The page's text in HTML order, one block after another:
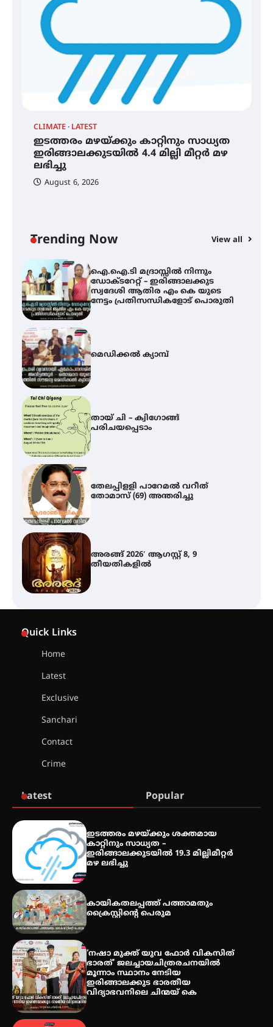
CLIMATE LATEST
ഇടത്തരം മഴയ്ക്കും കാറ്റിനും സാധ്യത
ഇരിങ്ങാലക്കുടയിൽ 4.4 മില്ലി മീറ്റർ മഴ
ലഭിച്ചു
August 6, 2026
Trending Now View all
തേലപ്പിളളി പാറേമൽ വറീത്
തോമാസ് (69) അന്തരിച്ചു
അരങ്ങ് 2026′ ആഗസ്റ്റ് 8, 9
തീയതികളിൽ
ഐ.ഐ.ടി മദ്രാസ്സിൽ നിന്നും
ഡോക്ടറേറ്റ് – ഇരിങ്ങാലക്കുട
സ്വദേശി ആതിര എം കെ യുടെ
നേട്ടം പ്രതിസന്ധികളോട് പൊരുതി
മെഡിക്കൽ ക്യാമ്പ്
തായ് ചി – ക്വിഗോങ്ങ്
പരിചയപ്പെടാം
തേലപ്പിളളി പാറേമൽ വറീത്
തോമാസ് (69) അന്തരിച്ചു
അരങ്ങ് 2026′ ആഗസ്റ്റ് 8, 9
തീയതികളിൽ
തായ് ചി – ക്വിഗോങ്ങ്
പരിചയപ്പെടാം
തേലപ്പിളളി പാറേമൽ വറീത്
തോമാസ് (69) അന്തരിച്ചു
അരങ്ങ് 2026′ ആഗസ്റ്റ് 8, 9
തീയതികളിൽ
Quick Links
Home
Latest
Exclusive
Sanchari
Contact
Crime
Latest Popular
ഇടത്തരം മഴയ്ക്കും ശക്തമായ
കാറ്റിനും സാധ്യത –
ഇരിങ്ങാലക്കുടയിൽ 19.3 മില്ലിമീറ്റർ
മഴ ലഭിച്ചു
കായികതലപ്പത്ത് പത്താമതും
ക്രൈസ്റ്റിന്റെ പെരുമ
‘നഷാ മുക്ത് യുവ ഫോർ വികസിത്
ഭാരത്’ ജലച്ചായചിത്രരചനയിൽ
മൂന്നാം സ്ഥാനം നേടിയ
ഇരിങ്ങാലക്കുട ഭാരതീയ
വിദ്യാഭവനിലെ ചിന്മയ് കെ